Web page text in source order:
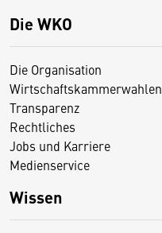
Die WKO
Die Organisation
Wirtschaftskammerwahlen
Transparenz
Rechtliches
Jobs und Karriere
Medienservice
Wissen